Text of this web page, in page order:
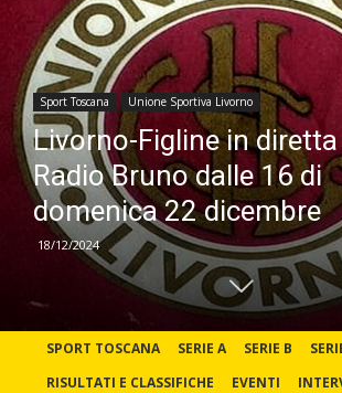
Sport Toscana Unione Sportiva Livorno
Livorno-Figline in diretta
Radio Bruno dalle 16 di
domenica 22 dicembre
18/12/2024
SPORT TOSCANA SERIE A SERIE B
RISULTATI E CLASSIFICHE
EVENTI